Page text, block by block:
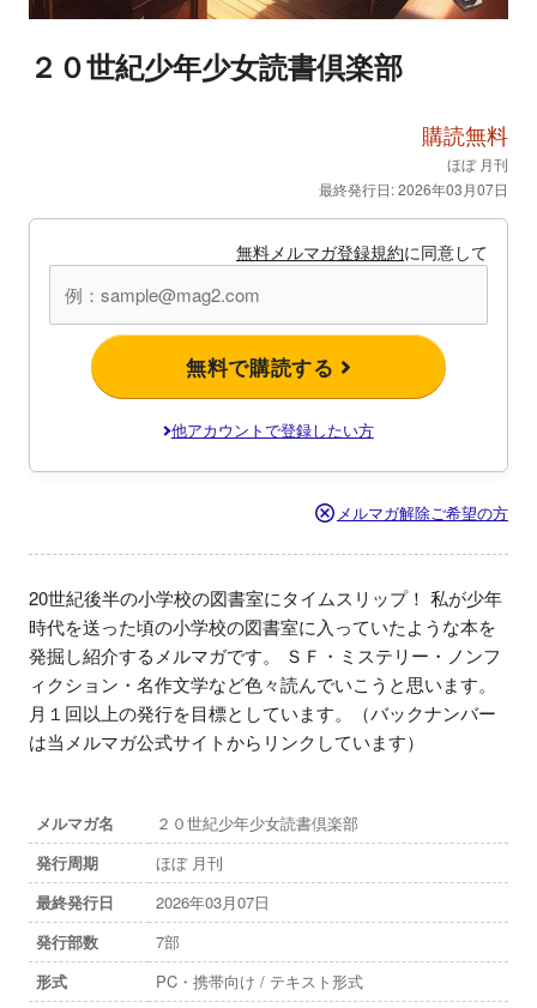
２０世紀少年少女読書倶楽部
購読無料
ほぼ 月刊
最終発行日: 2026年03月07日
無料メルマガ登録規約に同意して
無料で購読する
他アカウントで登録したい方
メルマガ解除ご希望の方
20世紀後半の小学校の図書室にタイムスリップ！ 私が少年
時代を送った頃の小学校の図書室に入っていたような本を
発掘し紹介するメルマガです。 ＳＦ・ミステリー・ノンフ
ィクション・名作文学など色々読んでいこうと思います。
月１回以上の発行を目標としています。（バックナンバー
は当メルマガ公式サイトからリンクしています）
メルマガ名
２０世紀少年少女読書倶楽部
発行周期
ほぼ 月刊
最終発行日
2026年03月07日
発行部数
7部
形式
PC・携帯向け / テキスト形式